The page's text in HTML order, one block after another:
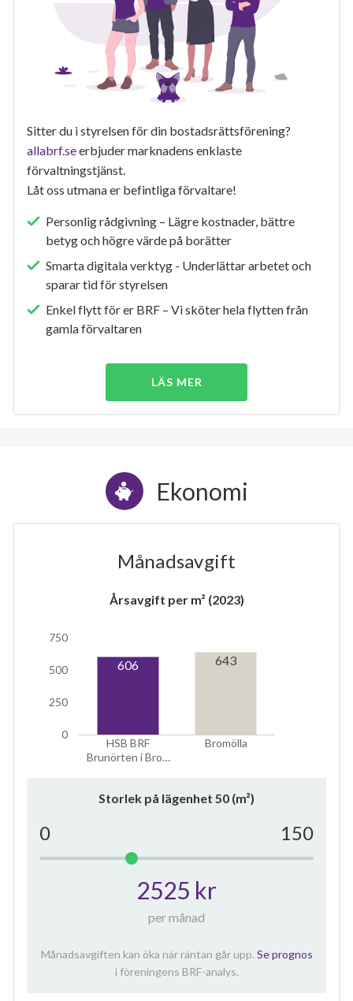
Sitter du i styrelsen för din bostadsrättsförening?
allabrf.seerbjuder marknadens enklaste
förvaltningstjänst.
Låt oss utmana er befintliga förvaltare!
Personlig rådgivning – Lägre kostnader, bättre
betyg och högre värde på borätter
Smarta digitala verktyg - Underlättar arbetet och
sparar tid för styrelsen
Enkel flytt för er BRF – Vi sköter hela flytten från
gamla förvaltaren
LÄS MER
Ekonomi
Månadsavgift
Årsavgift per m² (2023)
HSB BRF
Brunörten i Bro…
Bromölla
0
250
500
750
606 643
Storlek på lägenhet 50 (m²)
0 150
2525 kr
per månad
Månadsavgiften kan öka när räntan går upp. Se prognos
i föreningens BRF-analys.